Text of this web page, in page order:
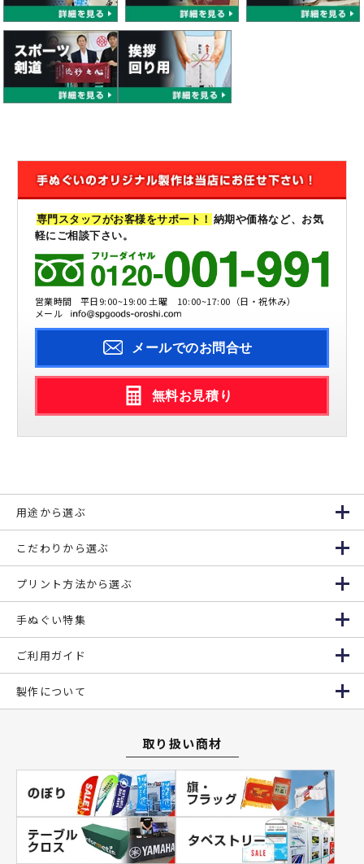
専門スタッフがお客様をサポート！ 納期や価格など、お気
軽にご相談下さい。
営業時間
平日9:00~19:00 土曜 10:00~17:00（日・祝休み）
メール
メールでのお問合せ
無料お見積り
用途から選ぶ
こだわりから選ぶ
プリント方法から選ぶ
手ぬぐい特集
ご利用ガイド
製作について
取り扱い商材